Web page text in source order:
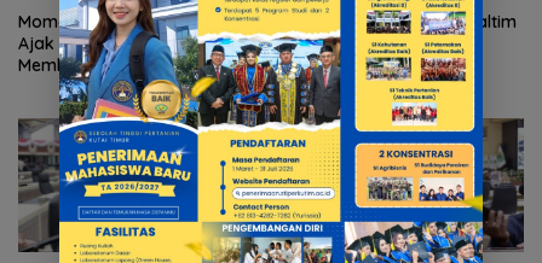
Momen Hari Pahlawan, Reza
Ajak Pemuda Aktif dalam
Membangun Bangsa
Sapto Minta Pemprov Kaltim
Tingkatkan Energi
Terbarukan